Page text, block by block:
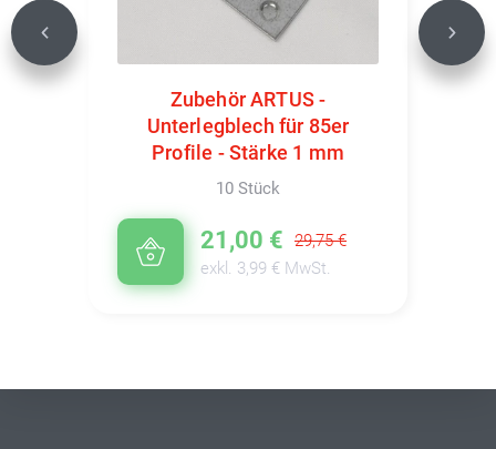
Zubehör ARTUS -
Unterlegblech für 85er
Profile - Stärke 1 mm
10 Stück
21,00 €
29,75 €
exkl. 3,99 € MwSt.
Previous Next